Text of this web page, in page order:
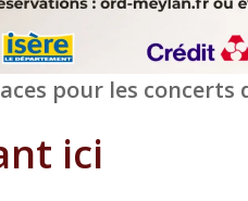
pour les
ici